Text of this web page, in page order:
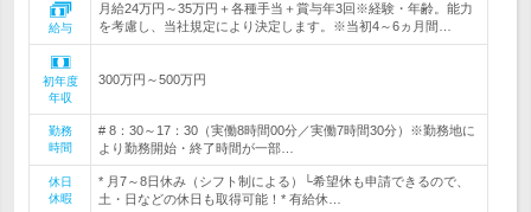
給与
月給24万円～35万円＋各種手当＋賞与年3回※経験・年齢。能力
を考慮し、当社規定により決定します。※当初4～6ヵ月間…
初年度
年収
300万円～500万円
勤務
時間
# 8：30～17：30（実働8時間00分／実働7時間30分）※勤務地に
より勤務開始・終了時間が一部…
休日
休暇
* 月7～8日休み（シフト制による）└希望休も申請できるので、
土・日などの休日も取得可能！* 有給休…